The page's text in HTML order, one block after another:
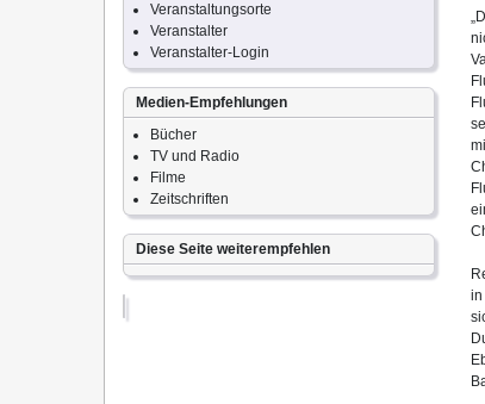
in
Veranstaltungsorte
Veranstalter
Veranstalter-Login
Medien-Empfehlungen
Bücher
TV und Radio
Filme
Zeitschriften
Diese Seite weiterempfehlen